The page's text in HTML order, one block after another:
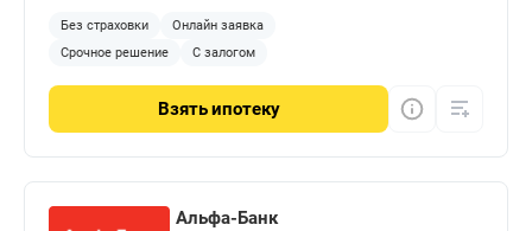
Без страховки
Онлайн заявка
Срочное решение
С залогом
Взятьипотеку
Альфа-Банк